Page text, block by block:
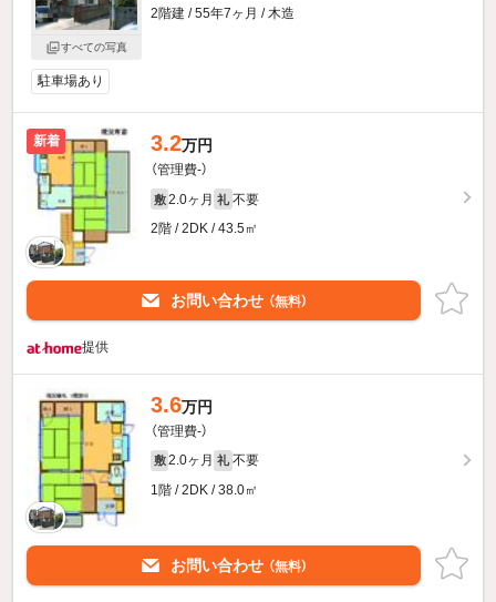
すべての写真
2階建 / 55年7ヶ月 / 木造
駐車場あり
新着 3.2万円
（管理費-）
敷 2.0ヶ月 礼 不要
2階 / 2DK / 43.5㎡
お問い合わせ （無料）
提供
3.6万円
（管理費-）
敷 2.0ヶ月 礼 不要
1階 / 2DK / 38.0㎡
お問い合わせ （無料）